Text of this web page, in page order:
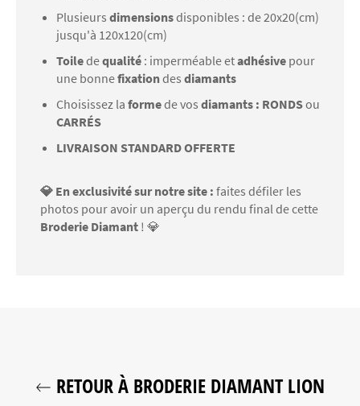
Plusieurs dimensionsdisponibles : de 20x20(cm)
jusqu'à 120x120(cm)
Toiledequalité : imperméable etadhésive pour
une bonnefixationdes diamants
Choisissez la formede vos diamants : RONDSou
CARRÉS
LIVRAISON STANDARD OFFERTE
💎 En exclusivité sur notre site : faites défiler les
photos pour avoir un aperçu du rendu final de cette
Broderie Diamant ! 💎
RETOUR À BRODERIE DIAMANT LION